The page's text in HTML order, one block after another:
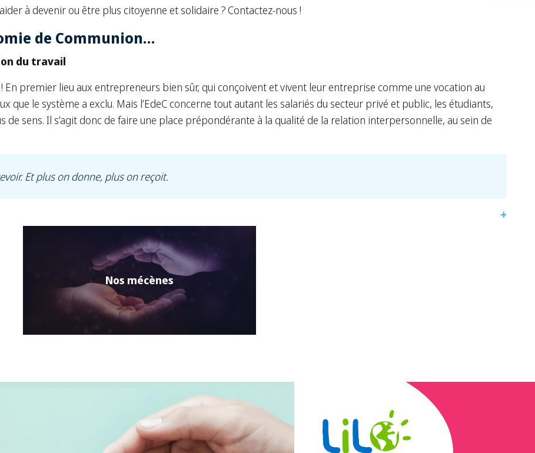
à devenir ou être plus citoyenne et solidaire ? Contactez-nous !
de Communion…
du travail
! En premier lieu aux entrepreneurs bien sûr, qui conçoivent et vivent leur entreprise comme une vocation au
le système a exclu. Mais l’EdeC concerne tout autant les salariés du secteur privé et public, les étudiants,
de sens. Il s’agit donc de faire une place prépondérante à la qualité de la relation interpersonnelle, au sein de
Et plus on donne, plus on reçoit.
Nos mécènes